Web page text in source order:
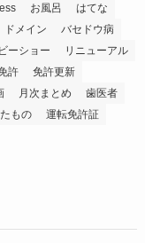
お風呂
はてな
ドメイン
バセドウ病
ーショー
リニューアル
許
免許更新
月次まとめ
歯医者
もの
運転免許証